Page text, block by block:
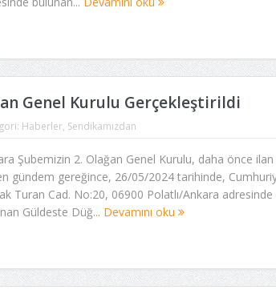
Genel Kurulu Gerçekleştirildi
Haberler, Sendikamızdan
Şubemizin 2. Olağan Genel Kurulu, daha önce ilan
gündem gereğince, 26/05/2024 tarihinde,
Turan Cad. No:20, 06900 Polatlı/Ankara adresinde
Güldeste Düğ... Devamını oku